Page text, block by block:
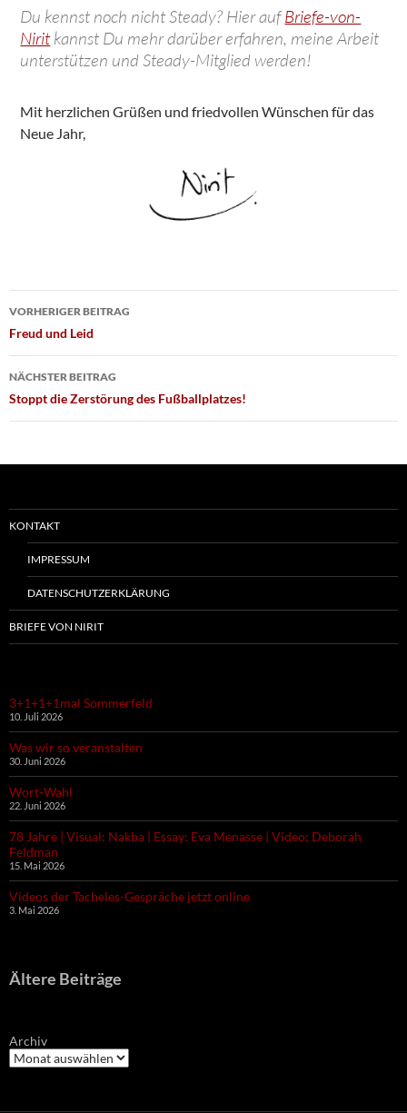
Du kennst noch nicht Steady? Hier aufBriefe-von-
Niritkannst Du mehr darüber erfahren, meine Arbeit
unterstützen und Steady-Mitglied werden!
Mit herzlichen Grüßen und friedvollen Wünschen für das
Neue Jahr,
Beitragsnavigation
VORHERIGER BEITRAG
Freud und Leid
NÄCHSTER BEITRAG
Stoppt die Zerstörung des Fußballplatzes!
KONTAKT
IMPRESSUM
DATENSCHUTZERKLÄRUNG
BRIEFE VON NIRIT
3+1+1+1mal Sommerfeld
10. Juli 2026
Was wir so veranstalten
30. Juni 2026
Wort-Wahl
22. Juni 2026
78 Jahre | Visual: Nakba | Essay: Eva Menasse | Video: Deborah
Feldman
15. Mai 2026
Videos der Tacheles-Gespräche jetzt online
3. Mai 2026
Ältere Beiträge
Archiv